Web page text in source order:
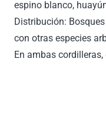
espino blanco,
Distribución:
con otras especies
En ambas